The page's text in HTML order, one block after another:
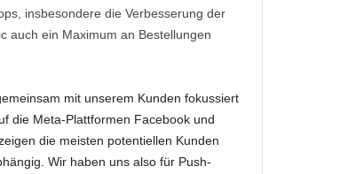
insbesondere die Verbesserung der
auch ein Maximum an Bestellungen
mit unserem Kunden fokussiert
die Meta-Plattformen Facebook und
die meisten potentiellen Kunden
Wir haben uns also für Push-